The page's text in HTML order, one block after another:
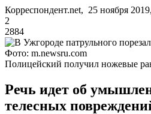
Корреспондент.net, 25 ноября
2
2884
Фото: m.newsru.com
Полицейский получил ножевые
Речь идет об
телесных